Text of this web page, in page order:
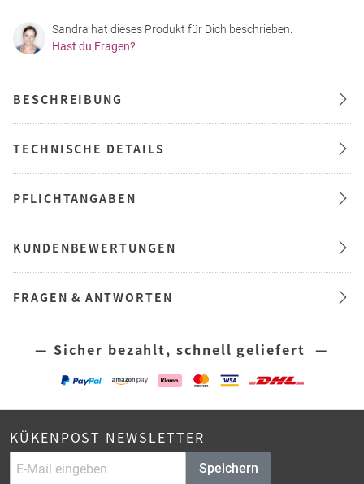
Sandra hat dieses Produkt für Dich beschrieben.
Hast du Fragen?
BESCHREIBUNG
TECHNISCHE DETAILS
PFLICHTANGABEN
KUNDENBEWERTUNGEN
FRAGEN & ANTWORTEN
— Sicher bezahlt, schnell geliefert —
KÜKENPOST NEWSLETTER
Speichern